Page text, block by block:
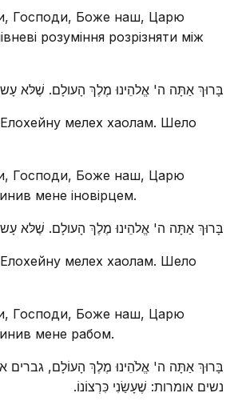
Господи, Боже наш, Царю
розуміння розрізняти між
בָּרוּךְ אַתָּה ה' אֱלהֵינוּ מֶלֶךְ הָעולָם. שֶׁלּא
мелех хаолам. Шело
Господи, Боже наш, Царю
мене іновірцем.
בָּרוּךְ אַתָּה ה' אֱלהֵינוּ מֶלֶךְ הָעולָם. שֶׁלּא
мелех хаолам. Шело
Господи, Боже наш, Царю
мене рабом.
בָּרוּךְ אַתָּה ה' אֱלֹהֵינוּ מֶלֶךְ הָעוֹלָם, גברים
נשים אומרות: שֶׁעָשַׂנִי כִּרְצוֹנוֹ.